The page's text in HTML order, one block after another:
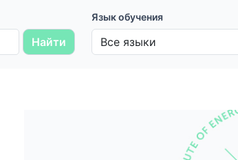
Найти
Язык обучения